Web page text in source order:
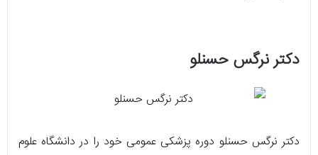
دکتر نرگس حسنلو
دکتر نرگس حسنلو دوره پزشکی عمومی خود را در دانشگاه علوم